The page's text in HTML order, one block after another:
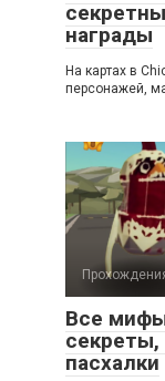
награды
На картах в
персонажей,
Все
пасхалки